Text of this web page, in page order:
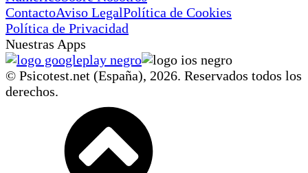
ContactoAviso LegalPolítica de Cookies
Política de Privacidad
Nuestras Apps
© Psicotest.net (España), 2026. Reservados todos los
derechos.